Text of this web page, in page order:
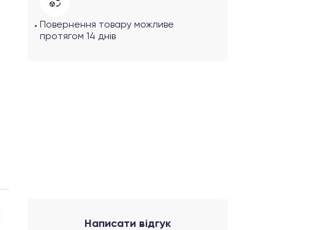
Повернення товару можливе
протягом 14 днів
Написати відгук